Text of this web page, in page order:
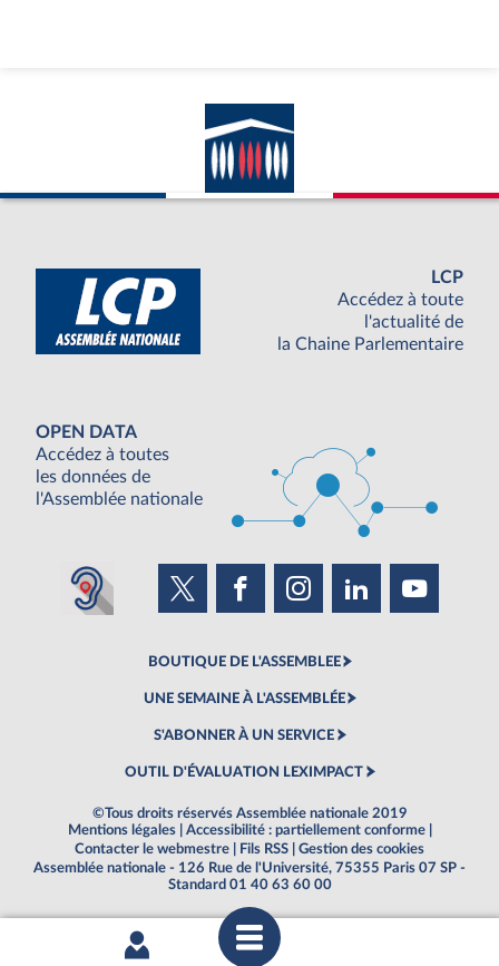
LCP
Accédez à toute
l'actualité de
la Chaine Parlementaire
OPEN DATA
Accédez à toutes
les données de
l'Assemblée nationale
BOUTIQUE DE L'ASSEMBLEE
UNE SEMAINE À L'ASSEMBLÉE
S'ABONNER À UN SERVICE
OUTIL D'ÉVALUATION LEXIMPACT
©Tous droits réservés Assemblée nationale 2019
Mentions légales
Accessibilité : partiellement conforme
Contacter le webmestre
Fils RSS
Gestion des cookies
Assemblée nationale - 126 Rue de l'Université, 75355 Paris 07 SP -
Standard 01 40 63 60 00